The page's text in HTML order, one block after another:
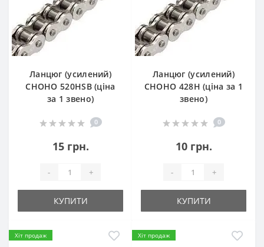
Ланцюг (усилений)
СHOHO 520HSB (ціна
за 1 звено)
0
15 грн.
- +
КУПИТИ
Ланцюг (усилений)
СHOHO 428H (ціна за 1
звено)
0
10 грн.
- +
КУПИТИ
Хіт продаж Хіт продаж